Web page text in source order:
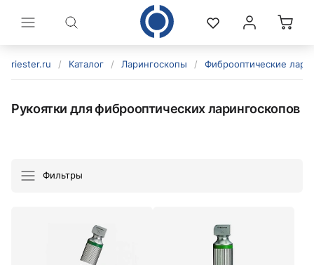
riester.ru / Каталог / Ларингоскопы / Фиброоптические
Рукоятки для фиброоптических ларингоскопов
Фильтры
политикой конфиденциальности